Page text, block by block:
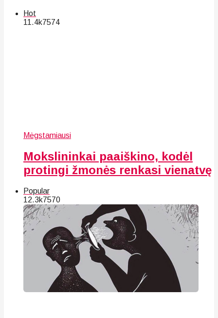
Hot
11.4k7574
Mėgstamiausi
Mokslininkai paaiškino, kodėl
protingi žmonės renkasi vienatvę
Popular
12.3k7570